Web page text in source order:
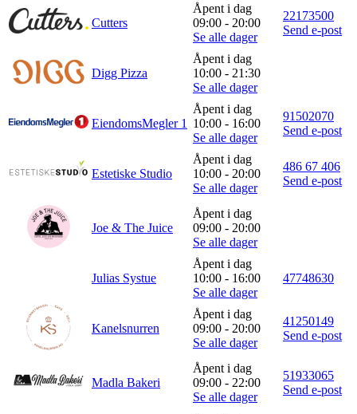
Cutters
Åpent i dag
09:00 - 20:00
Se alle dager
22173500
Send e-post
Digg Pizza
Åpent i dag
10:00 - 21:30
Se alle dager
EiendomsMegler 1
Åpent i dag
10:00 - 16:00
Se alle dager
91502070
Send e-post
Estetiske Studio
Åpent i dag
10:00 - 20:00
Se alle dager
486 67 406
Send e-post
Joe & The Juice
Åpent i dag
09:00 - 20:00
Se alle dager
Julias Systue
Åpent i dag
10:00 - 16:00
Se alle dager
47748630
Kanelsnurren
Åpent i dag
09:00 - 20:00
Se alle dager
41250149
Send e-post
Madla Bakeri
Åpent i dag
09:00 - 22:00
Se alle dager
51933065
Send e-post